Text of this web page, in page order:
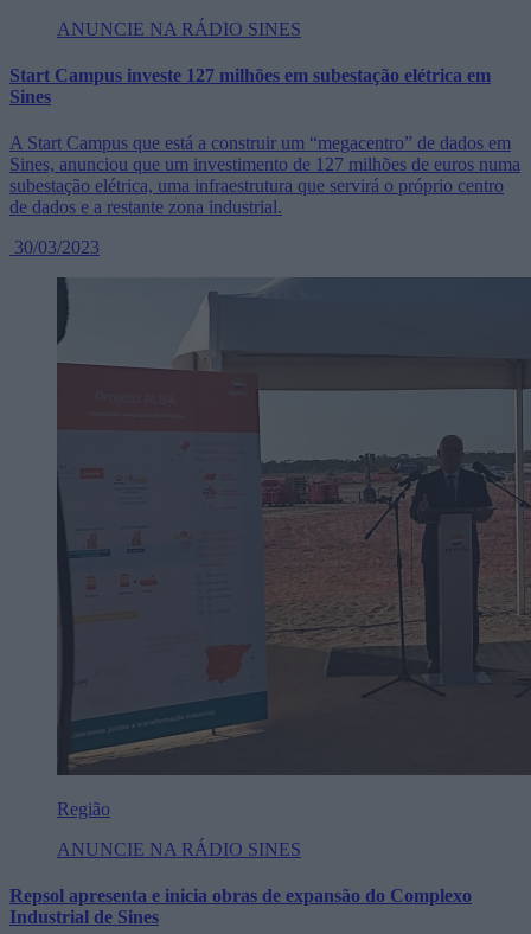
ANUNCIE NA RÁDIO SINES
Start Campus investe 127 milhões em subestação elétrica em
Sines
A Start Campus que está a construir um “megacentro” de dados em
Sines, anunciou que um investimento de 127 milhões de euros numa
subestação elétrica, uma infraestrutura que servirá o próprio centro
de dados e a restante zona industrial.
30/03/2023
Região
ANUNCIE NA RÁDIO SINES
Repsol apresenta e inicia obras de expansão do Complexo
Industrial de Sines